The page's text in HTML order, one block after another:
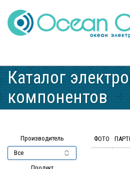
to
Каталог
компонентов
Производитель
Продукт
ФОТО